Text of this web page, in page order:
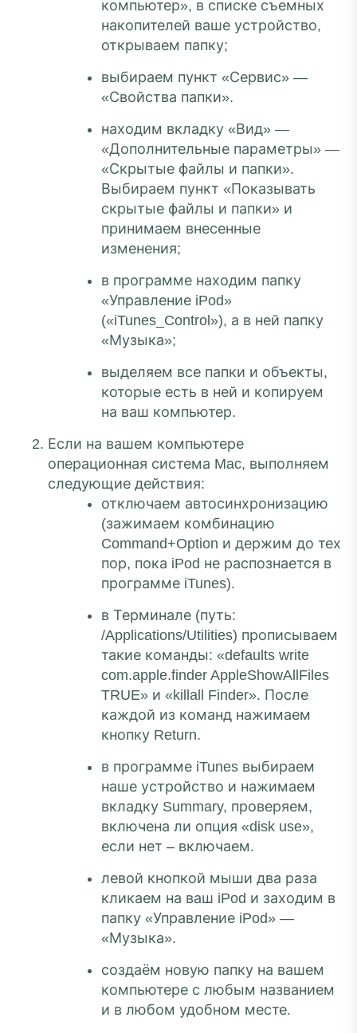
компьютер», в списке съемных
накопителей ваше устройство,
открываем папку;
выбираем пункт «Сервис» —
«Свойства папки».
находим вкладку «Вид» —
«Дополнительные параметры» —
«Скрытые файлы и папки».
Выбираем пункт «Показывать
скрытые файлы и папки» и
принимаем внесенные
изменения;
в программе находим папку
«Управление iPod»
(«iTunes_Control»), а в ней папку
«Музыка»;
выделяем все папки и объекты,
которые есть в ней и копируем
на ваш компьютер.
Если на вашем компьютере
операционная система Mac, выполняем
следующие действия:
отключаем автосинхронизацию
(зажимаем комбинацию
Command+Option и держим до тех
пор, пока iPod не распознается в
программе iTunes).
в Терминале (путь:
/Applications/Utilities) прописываем
такие команды: «defaults write
com.apple.finder AppleShowAllFiles
TRUE» и «killall Finder». После
каждой из команд нажимаем
кнопку Return.
в программе iTunes выбираем
наше устройство и нажимаем
вкладку Summary, проверяем,
включена ли опция «disk use»,
если нет – включаем.
левой кнопкой мыши два раза
кликаем на ваш iPod и заходим в
папку «Управление iPod» —
«Музыка».
создаём новую папку на вашем
компьютере с любым названием
и в любом удобном месте.